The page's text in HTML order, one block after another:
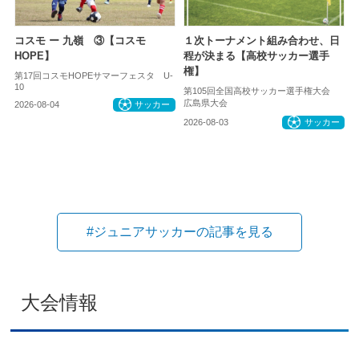
コスモ ー 九嶺 ③【コスモ
HOPE】
第17回コスモHOPEサマーフェスタ U-
10
2026-08-04
サッカー
１次トーナメント組み合わせ、日
程が決まる【高校サッカー選手
権】
第105回全国高校サッカー選手権大会
広島県大会
2026-08-03 サッカー
#ジュニアサッカーの記事を見る
大会情報